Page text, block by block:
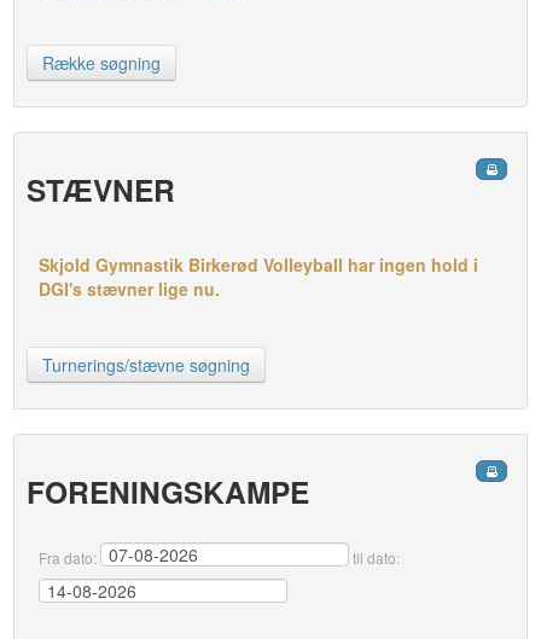
Række søgning
STÆVNER
Skjold Gymnastik Birkerød Volleyball har ingen hold i
DGI's stævner lige nu.
Turnerings/stævne søgning
FORENINGSKAMPE
Fra dato: til dato: